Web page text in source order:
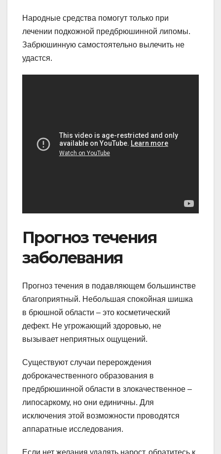
Народные средства помогут только при
лечении подкожной предбрюшинной липомы.
Забрюшинную самостоятельно вылечить не
удастся.
Прогноз течения
заболевания
Прогноз течения в подавляющем большинстве
благоприятный. Небольшая спокойная шишка
в брюшной области – это косметический
дефект. Не угрожающий здоровью, не
вызывает неприятных ощущений.
Существуют случаи перерождения
доброкачественного образования в
предбрюшинной области в злокачественное –
липосаркому, но они единичны. Для
исключения этой возможности проводятся
аппаратные исследования.
Если нет желания удалять нарост, обратитесь к